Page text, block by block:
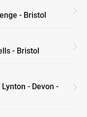
- Bristol
- Bristol
- Devon -